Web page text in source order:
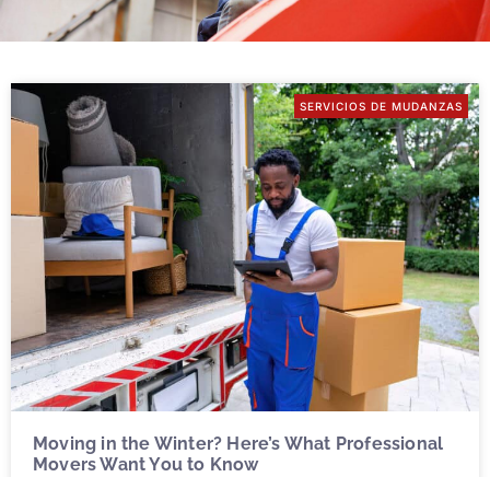
SERVICIOS DE MUDANZAS
Moving in the Winter? Here’s What Professional
Movers Want You to Know